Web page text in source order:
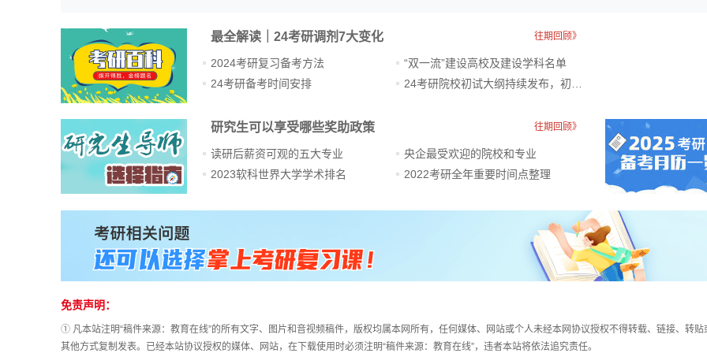
最全解读｜24考研调剂7大变化 往期回顾》
2024考研复习备考方法
24考研备考时间安排
“双一流”建设高校及建设学科名单
研究生可以享受哪些奖助政策 往期回顾》
读研后薪资可观的五大专业
2023软科世界大学学术排名
央企最受欢迎的院校和专业
2022考研全年重要时间点整理
免责声明：
① 凡本站注明“稿件来源：教育在线”的所有文字、图片和音视频稿件，版权均属本网所有，任何媒体、网站或个人未经本网协议授权不得转载、链接、转贴
其他方式复制发表。已经本站协议授权的媒体、网站，在下载使用时必须注明“稿件来源：教育在线”，违者本站将依法追究责任。